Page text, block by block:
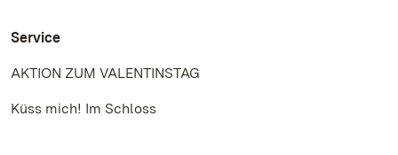
Service
AKTION ZUM VALENTINSTAG
Küss mich! Im Schloss